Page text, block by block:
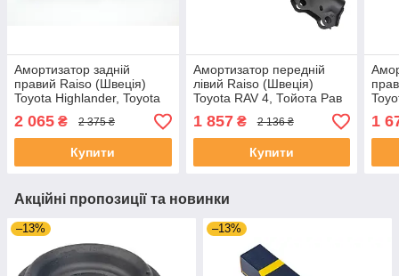
Амортизатор задній
правий Raiso (Швеція)
Toyota Highlander, Toyota
Хайлендер 07-14
#RS339234 UAXDUNS4
2 065 ₴ 2 375 ₴
Купити
Амортизатор передній
лівий Raiso (Швеція)
Toyota RAV 4, Тойота Рав
4 12-18 #RS316985
UANGIXW4
1 857₴ 2 136 ₴
Купити
4 2
1
Акційні пропозиції та новинки
–13% –13%